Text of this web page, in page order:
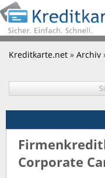
Kreditkarte.net » Archiv
Corporate